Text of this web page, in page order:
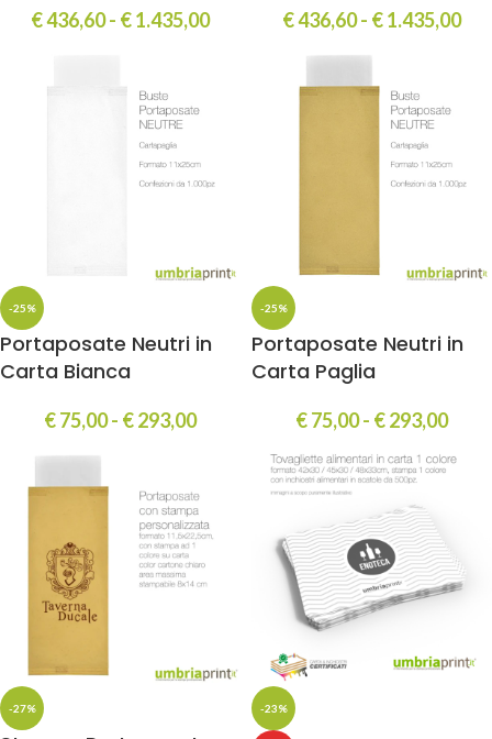
€436,60- €1.435,00 €436,60- €1.435,00
-25%
Portaposate Neutri in
Carta Bianca
€75,00- €293,00
-25%
Portaposate Neutri in
Carta Paglia
€75,00- €293,00
-27% -23%